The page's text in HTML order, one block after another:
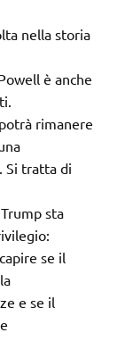
nella storia
è anche
rimanere
Si tratta di
sta
se il
e se il